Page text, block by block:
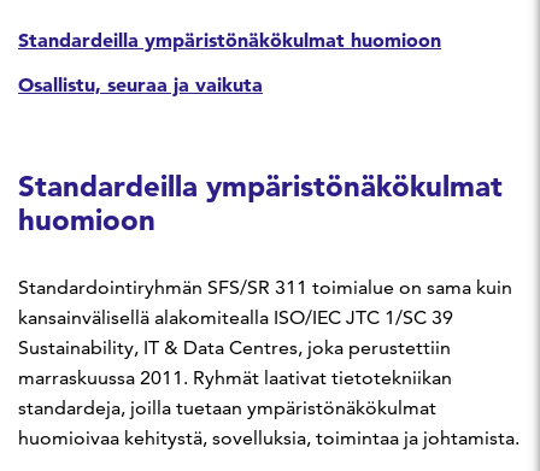
Standardeilla ympäristönäkökulmat huomioon
Osallistu, seuraa ja vaikuta
Standardeilla ympäristönäkökulmat
huomioon
Standardointiryhmän SFS/SR 311 toimialue on sama kuin
kansainvälisellä alakomitealla ISO/IEC JTC 1/SC 39
Sustainability, IT & Data Centres, joka perustettiin
marraskuussa 2011. Ryhmät laativat tietotekniikan
standardeja, joilla tuetaan ympäristönäkökulmat
huomioivaa kehitystä, sovelluksia, toimintaa ja johtamista.